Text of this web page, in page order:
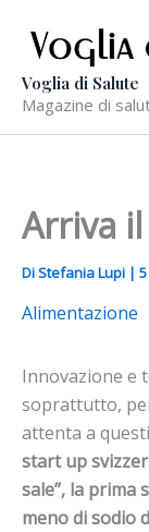
contenuto
Voglia di Salute
Magazine di
Arriva il
DiStefania Lupi |
Alimentazione
Innovazione e
soprattutto,
attenta a
start up
sale”, la prima
meno di sodio